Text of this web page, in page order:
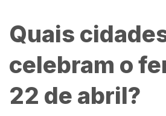
Quais
celebram o
22 de abril?